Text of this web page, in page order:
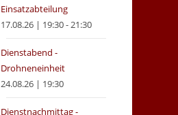
Einsatzabteilung
17.08.26 | 19:30 - 21:30
Dienstabend -
Drohneneinheit
24.08.26 | 19:30
Dienstnachmittag -